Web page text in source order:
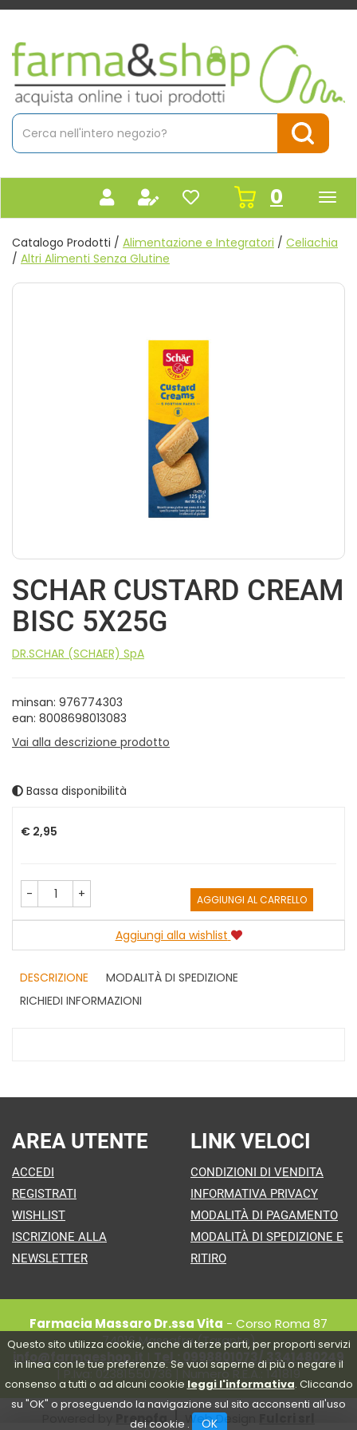
Passa
contenuto
principale
Questo sito utilizza cookie, anche di terze parti, per proporti servizi
in linea con le tue preferenze. Se vuoi saperne di più o negare il
consenso a tutti o ad alcuni cookie leggi l'informativa. Cliccando
su "OK" o proseguendo la navigazione sul sito acconsenti all'uso
dei cookie .
OK
Farmacia
Massaro
Cerca
Prodotto
Cerca
0inseriti
Catalogo Prodotti / Alimentazione e Integratori / Celiachia
/ Altri Alimenti Senza Glutine
SCHAR CUSTARD CREAM
BISC 5X25G
DR.SCHAR (SCHAER) SpA
minsan: 976774303
ean: 8008698013083
Vai alla descrizione prodotto
Bassa disponibilità
€ 2,95
- + AGGIUNGI AL CARRELLO
Aggiungi alla wishlist
DESCRIZIONE
MODALITÀ DI SPEDIZIONE
RICHIEDI INFORMAZIONI
AREA UTENTE
ACCEDI
REGISTRATI
WISHLIST
ISCRIZIONE ALLA
NEWSLETTER
LINK VELOCI
CONDIZIONI DI VENDITA
INFORMATIVA PRIVACY
MODALITÀ DI PAGAMENTO
MODALITÀ DI SPEDIZIONE E
RITIRO
Farmacia Massaro Dr.ssa Vita - Corso Roma 87
74016 Massafra (Taranto)
info@farmaeshop.it
Tel.: 0998801073/ 3341480249
| P.Iva: 02381550736 | Numero R.E.A.: 141819
Prenofa Web Design